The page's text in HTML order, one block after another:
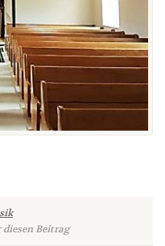
Beitrag